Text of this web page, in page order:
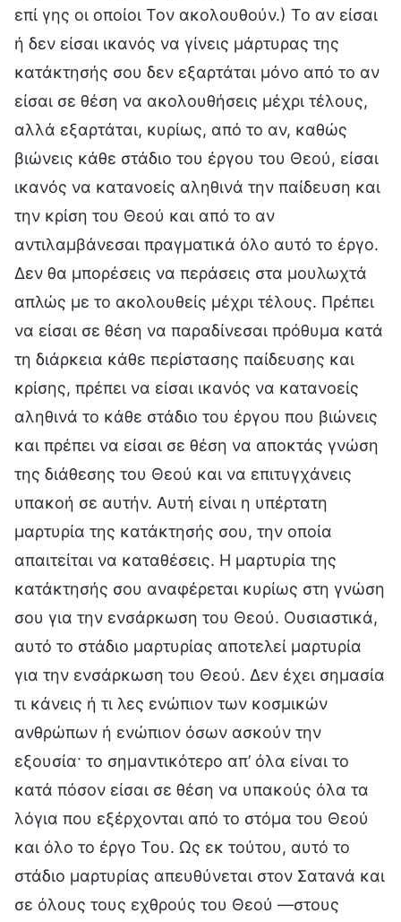
επί γης οι οποίοι Τον ακολουθούν.) Το αν είσαι
ή δεν είσαι ικανός να γίνεις μάρτυρας της
κατάκτησής σου δεν εξαρτάται μόνο από το αν
είσαι σε θέση να ακολουθήσεις μέχρι τέλους,
αλλά εξαρτάται, κυρίως, από το αν, καθώς
βιώνεις κάθε στάδιο του έργου του Θεού, είσαι
ικανός να κατανοείς αληθινά την παίδευση και
την κρίση του Θεού και από το αν
αντιλαμβάνεσαι πραγματικά όλο αυτό το έργο.
Δεν θα μπορέσεις να περάσεις στα μουλωχτά
απλώς με το ακολουθείς μέχρι τέλους. Πρέπει
να είσαι σε θέση να παραδίνεσαι πρόθυμα κατά
τη διάρκεια κάθε περίστασης παίδευσης και
κρίσης, πρέπει να είσαι ικανός να κατανοείς
αληθινά το κάθε στάδιο του έργου που βιώνεις
και πρέπει να είσαι σε θέση να αποκτάς γνώση
της διάθεσης του Θεού και να επιτυγχάνεις
υπακοή σε αυτήν. Αυτή είναι η υπέρτατη
μαρτυρία της κατάκτησής σου, την οποία
απαιτείται να καταθέσεις. Η μαρτυρία της
κατάκτησής σου αναφέρεται κυρίως στη γνώση
σου για την ενσάρκωση του Θεού. Ουσιαστικά,
αυτό το στάδιο μαρτυρίας αποτελεί μαρτυρία
για την ενσάρκωση του Θεού. Δεν έχει σημασία
τι κάνεις ή τι λες ενώπιον των κοσμικών
ανθρώπων ή ενώπιον όσων ασκούν την
εξουσία· το σημαντικότερο απ’ όλα είναι το
κατά πόσον είσαι σε θέση να υπακούς όλα τα
λόγια που εξέρχονται από το στόμα του Θεού
και όλο το έργο Του. Ως εκ τούτου, αυτό το
στάδιο μαρτυρίας απευθύνεται στον Σατανά και
σε όλους τους εχθρούς του Θεού —στους